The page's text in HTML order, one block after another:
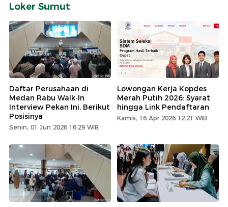
Loker Sumut
Daftar Perusahaan di
Medan Rabu Walk-In
Interview Pekan Ini, Berikut
Posisinya
Senin, 01 Jun 2026 16:29 WIB
Lowongan Kerja Kopdes
Merah Putih 2026: Syarat
hingga Link Pendaftaran
Kamis, 16 Apr 2026 12:21 WIB